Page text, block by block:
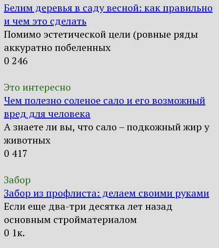
Белим деревья в саду весной: как правильно
и чем это сделать
Помимо эстетической цели (ровные ряды
аккуратно побеленных
0 246
Это интересно
Чем полезно соленое сало и его возможный
вред для человека
А знаете ли вы, что сало – подкожный жир у
животных
0 417
Забор
Забор из профлиста: делаем своими руками
Если еще два-три десятка лет назад
основным стройматериалом
0 1к.